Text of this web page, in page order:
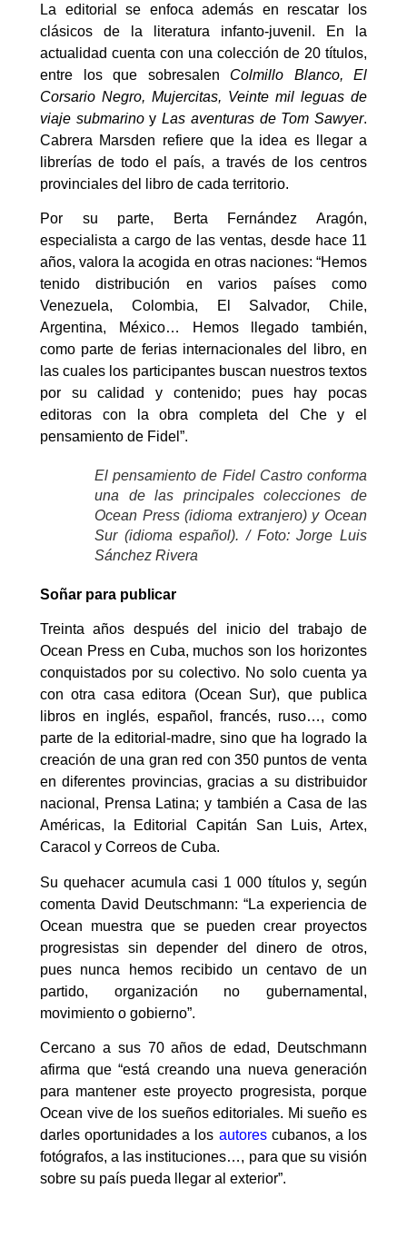
La editorial se enfoca además en rescatar los
clásicos de la literatura infanto-juvenil. En la
actualidad cuenta con una colección de 20 títulos,
entre los que sobresalen Colmillo Blanco, El
Corsario Negro, Mujercitas, Veinte mil leguas de
viaje submarinoyLas aventuras de Tom Sawyer.
Cabrera Marsden refiere que la idea es llegar a
librerías de todo el país, a través de los centros
provinciales del libro de cada territorio.
Por su parte, Berta Fernández Aragón,
especialista a cargo de las ventas, desde hace 11
años, valora la acogida en otras naciones: “Hemos
tenido distribución en varios países como
Venezuela, Colombia, El Salvador, Chile,
Argentina, México… Hemos llegado también,
como parte de ferias internacionales del libro, en
las cuales los participantes buscan nuestros textos
por su calidad y contenido; pues hay pocas
editoras con la obra completa del Che y el
pensamiento de Fidel”.
El pensamiento de Fidel Castro conforma
una de las principales colecciones de
Ocean Press (idioma extranjero) y Ocean
Sur (idioma español). / Foto: Jorge Luis
Sánchez Rivera
Soñar para publicar
Treinta años después del inicio del trabajo de
Ocean Press en Cuba, muchos son los horizontes
conquistados por su colectivo. No solo cuenta ya
con otra casa editora (Ocean Sur), que publica
libros en inglés, español, francés, ruso…, como
parte de la editorial-madre, sino que ha logrado la
creación de una gran red con 350 puntos de venta
en diferentes provincias, gracias a su distribuidor
nacional, Prensa Latina; y también a Casa de las
Américas, la Editorial Capitán San Luis, Artex,
Caracol y Correos de Cuba.
Su quehacer acumula casi 1 000 títulos y, según
comenta David Deutschmann: “La experiencia de
Ocean muestra que se pueden crear proyectos
progresistas sin depender del dinero de otros,
pues nunca hemos recibido un centavo de un
partido, organización no gubernamental,
movimiento o gobierno”.
Cercano a sus 70 años de edad, Deutschmann
afirma que “está creando una nueva generación
para mantener este proyecto progresista, porque
Ocean vive de los sueños editoriales. Mi sueño es
darles oportunidades a los autorescubanos, a los
fotógrafos, a las instituciones…, para que su visión
sobre su país pueda llegar al exterior”.